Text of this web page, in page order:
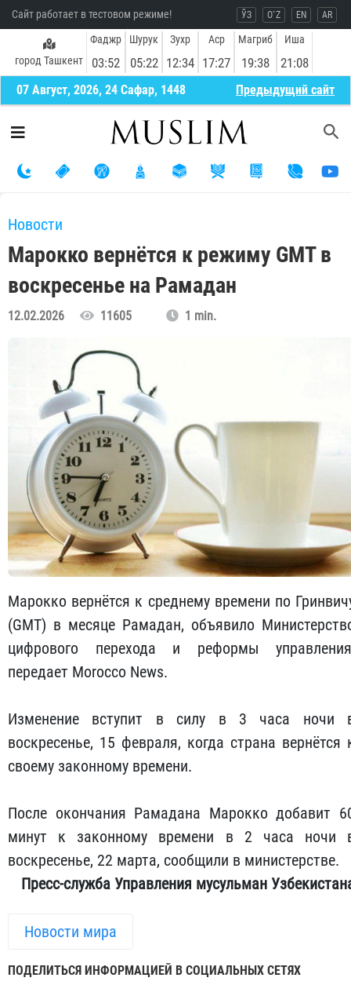
Сайт работает в тестовом режиме! ЎЗ O`Z EN AR
город Ташкент
Фаджр
03:52
Шурук
05:22
Зухр
12:34
Аср
17:27
Магриб
19:38
Иша
21:08
07 Август, 2026, 24 Сафар, 1448 Предыдущий сайт
Новости
Марокко вернётся к режиму GMT в
воскресенье на Рамадан
12.02.2026 11605 1 min.
Марокко вернётся к среднему времени по
(GMT) в месяце Рамадан, объявило
цифрового перехода и реформы
передает Morocco News.
Изменение вступит в силу в 3 часа ночи
воскресенье, 15 февраля, когда страна вернётся
своему законному времени.
После окончания Рамадана Марокко добавит
минут к законному времени в 2 часа ночи
воскресенье, 22 марта, сообщили в министерстве.
Пресс-служба Управления мусульман
Новости мира
ПОДЕЛИТЬСЯ ИНФОРМАЦИЕЙ В СОЦИАЛЬНЫХ СЕТЯХ